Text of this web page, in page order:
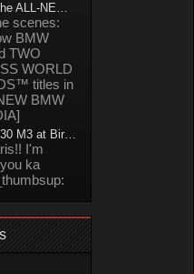
to take TWO GUINNESS WORLD RECORDS™ titles
scenes:
BMW
TWO
WORLD
titles in
BMW
circuit Thailand in 02/2008
I'm
ka